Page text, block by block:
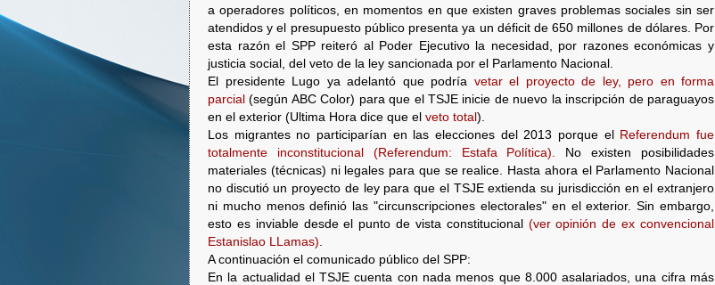
a operadores políticos, en momentos en que existen graves problemas sociales sin ser
atendidos y el presupuesto público presenta ya un déficit de 650 millones de dólares. Por
esta razón el SPP reiteró al Poder Ejecutivo la necesidad, por razones económicas y
justicia social, del veto de la ley sancionada por el Parlamento Nacional.
El presidente Lugo ya adelantó que podría vetar el proyecto de ley, pero en forma
parcial (según ABC Color) para que el TSJE inicie de nuevo la inscripción de paraguayos
en el exterior (Ultima Hora dice que el veto total ).
Los migrantes no participarían en las elecciones del 2013 porque el
Referendum fue
totalmente inconstitucional (Referendum: Estafa Política).
No existen posibilidades
materiales (técnicas) ni legales para que se realice. Hasta ahora el Parlamento Nacional
no discutió un proyecto de ley para que el TSJE extienda su jurisdicción en el extranjero
ni mucho menos definió las "circunscripciones electorales" en el exterior. Sin embargo,
esto es inviable desde el punto de vista constitucional (ver opinión de ex convencional
Estanislao LLamas)
A continuación el comunicado público del SPP:
En la actualidad el TSJE cuenta con nada menos que 8.000 asalariados, una cifra más